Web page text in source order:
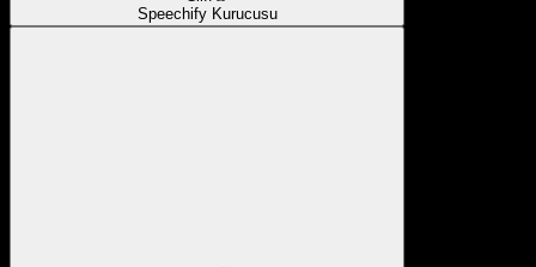
Speechify Kurucusu